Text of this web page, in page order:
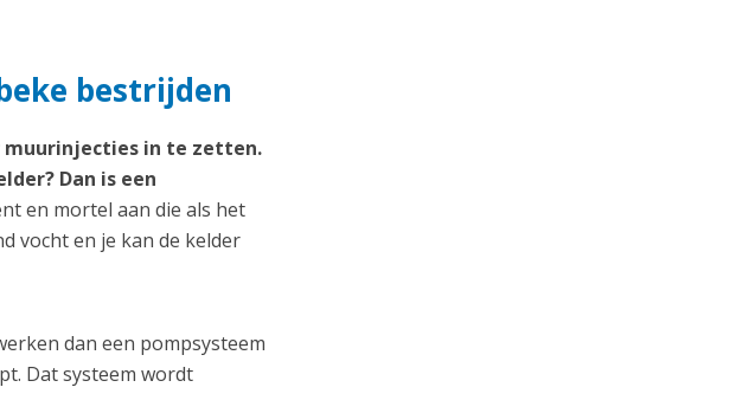
bestrijden
muurinjecties in te zetten.
Dan is een
en mortel aan die als het
vocht en je kan de kelder
dan een pompsysteem
Dat systeem wordt